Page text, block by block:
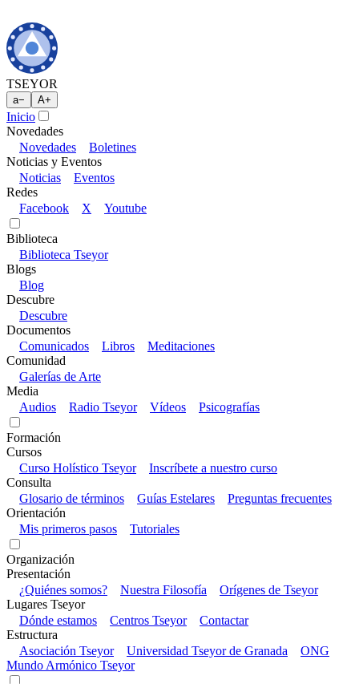
TSEYOR
a− A+
Inicio
Novedades
Novedades
Boletines
Noticias y Eventos
Noticias
Eventos
Redes
Facebook
X Youtube
Biblioteca
Biblioteca Tseyor
Blogs
Blog
Descubre
Descubre
Documentos
Comunicados
Libros
Meditaciones
Comunidad
Galerías de Arte
Media
Audios
Radio Tseyor Vídeos Psicografías
Formación
Cursos
Curso Holístico Tseyor
Inscríbete a nuestro curso
Consulta
Glosario de términos
Guías Estelares
Preguntas frecuentes
Orientación
Mis primeros pasos
Tutoriales
Organización
Presentación
¿Quiénes somos?
Nuestra Filosofía
Orígenes de Tseyor
Lugares Tseyor
Dónde estamos
Centros Tseyor
Contactar
Estructura
Asociación Tseyor
Universidad Tseyor de Granada
ONG
Mundo Armónico Tseyor